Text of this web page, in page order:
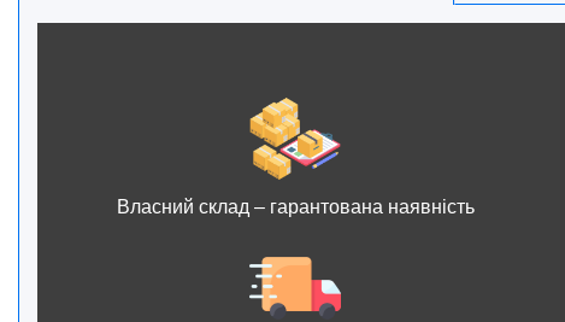
Власний склад – гарантована наявність